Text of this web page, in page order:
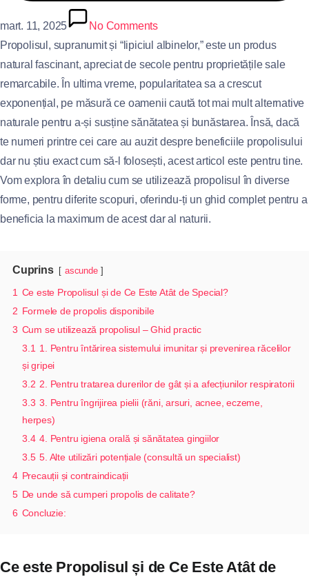
mart. 11, 2025
No Comments
Propolisul, supranumit și “lipiciul albinelor,” este un produs
natural fascinant, apreciat de secole pentru proprietățile sale
remarcabile. În ultima vreme, popularitatea sa a crescut
exponențial, pe măsură ce oamenii caută tot mai mult alternative
naturale pentru a-și susține sănătatea și bunăstarea. Însă, dacă
te numeri printre cei care au auzit despre beneficiile propolisului
dar nu știu exact cum să-l folosești, acest articol este pentru tine.
Vom explora în detaliu cum se utilizează propolisul în diverse
forme, pentru diferite scopuri, oferindu-ți un ghid complet pentru a
beneficia la maximum de acest dar al naturii.
Cuprins ascunde
1 Ce este Propolisul și de Ce Este Atât de Special?
2 Formele de propolis disponibile
3 Cum se utilizează propolisul – Ghid practic
3.1 1. Pentru întărirea sistemului imunitar și prevenirea răcelilor
și gripei
3.2 2. Pentru tratarea durerilor de gât și a afecțiunilor respiratorii
3.3 3. Pentru îngrijirea pielii (răni, arsuri, acnee, eczeme,
herpes)
3.4 4. Pentru igiena orală și sănătatea gingiilor
3.5 5. Alte utilizări potențiale (consultă un specialist)
4 Precauții și contraindicații
5 De unde să cumperi propolis de calitate?
6 Concluzie:
Ce este Propolisul și de Ce Este Atât de